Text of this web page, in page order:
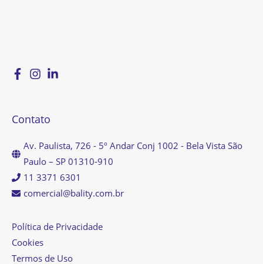
Contato
Av. Paulista, 726 - 5º Andar Conj 1002 - Bela Vista São
Paulo – SP 01310-910
11 3371 6301
comercial@bality.com.br
Política de Privacidade
Cookies
Termos de Uso